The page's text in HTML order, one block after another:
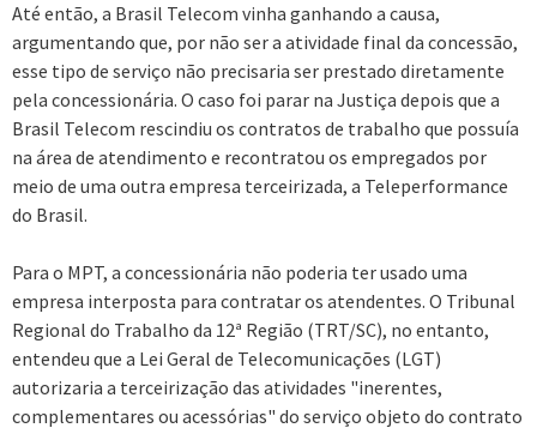
Até então, a Brasil Telecom vinha ganhando a causa,
argumentando que, por não ser a atividade final da concessão,
esse tipo de serviço não precisaria ser prestado diretamente
pela concessionária. O caso foi parar na Justiça depois que a
Brasil Telecom rescindiu os contratos de trabalho que possuía
na área de atendimento e recontratou os empregados por
meio de uma outra empresa terceirizada, a Teleperformance
do Brasil.
Para o MPT, a concessionária não poderia ter usado uma
empresa interposta para contratar os atendentes. O Tribunal
Regional do Trabalho da 12ª Região (TRT/SC), no entanto,
entendeu que a Lei Geral de Telecomunicações (LGT)
autorizaria a terceirização das atividades "inerentes,
complementares ou acessórias" do serviço objeto do contrato